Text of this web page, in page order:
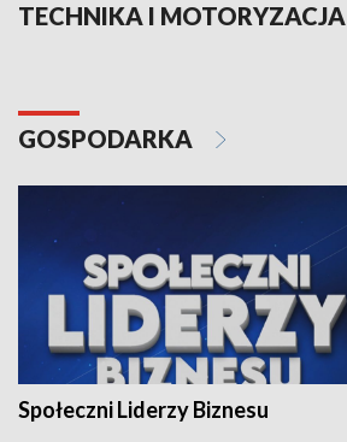
TECHNIKA I MOTORYZACJA
GOSPODARKA
Społeczni Liderzy Biznesu